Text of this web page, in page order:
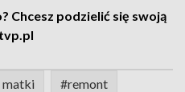
Chcesz podzielić się swoją
matki #remont